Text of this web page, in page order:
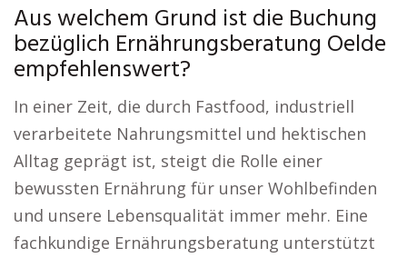
Aus welchem Grund ist die Buchung
bezüglich Ernährungsberatung Oelde
empfehlenswert?
In einer Zeit, die durch Fastfood, industriell
verarbeitete Nahrungsmittel und hektischen
Alltag geprägt ist, steigt die Rolle einer
bewussten Ernährung für unser Wohlbefinden
und unsere Lebensqualität immer mehr. Eine
fachkundige Ernährungsberatung unterstützt